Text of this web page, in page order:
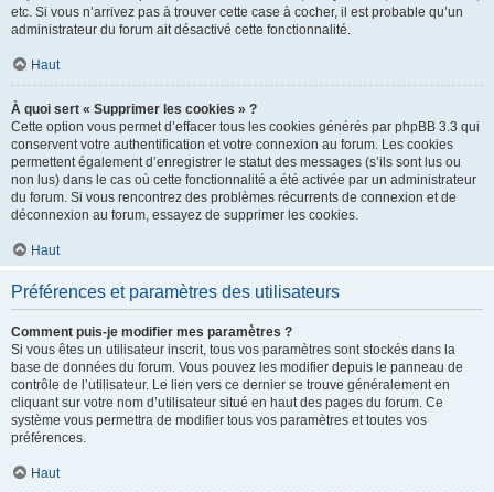
etc. Si vous n’arrivez pas à trouver cette case à cocher, il est probable qu’un
administrateur du forum ait désactivé cette fonctionnalité.
Haut
À quoi sert « Supprimer les cookies » ?
Cette option vous permet d’effacer tous les cookies générés par phpBB 3.3 qui
conservent votre authentification et votre connexion au forum. Les cookies
permettent également d’enregistrer le statut des messages (s’ils sont lus ou
non lus) dans le cas où cette fonctionnalité a été activée par un administrateur
du forum. Si vous rencontrez des problèmes récurrents de connexion et de
déconnexion au forum, essayez de supprimer les cookies.
Haut
Préférences et paramètres des utilisateurs
Comment puis-je modifier mes paramètres ?
Si vous êtes un utilisateur inscrit, tous vos paramètres sont stockés dans la
base de données du forum. Vous pouvez les modifier depuis le panneau de
contrôle de l’utilisateur. Le lien vers ce dernier se trouve généralement en
cliquant sur votre nom d’utilisateur situé en haut des pages du forum. Ce
système vous permettra de modifier tous vos paramètres et toutes vos
préférences.
Haut